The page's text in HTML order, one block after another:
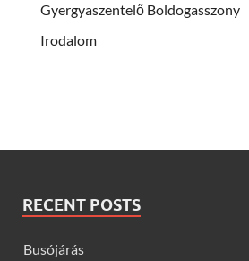
Gyergyaszentelő Boldogasszony
Irodalom
RECENT POSTS
Busójárás